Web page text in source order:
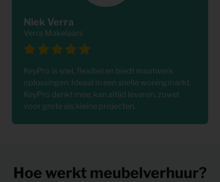
Niek Verra
Verra Makelaars
KeyPro is snel, flexibel en biedt maatwerk
oplossingen. Ideaal in een snelle woningmarkt.
KeyPro denkt mee, kan altijd leveren, zowel
voor grote als kleine projecten.
Hoe werkt meubelverhuur?